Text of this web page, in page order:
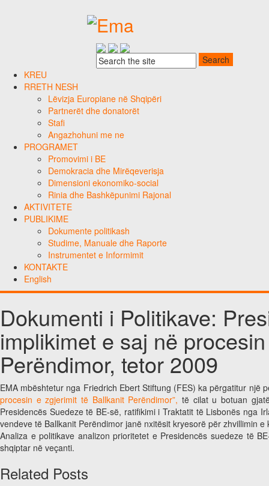
KREU
RRETH NESH
Lëvizja Europiane në Shqipëri
Partnerët dhe donatorët
Stafi
Angazhohuni me ne
PROGRAMET
Promovimi i BE
Demokracia dhe Mirëqeverisja
Dimensioni ekonomiko-social
Rinia dhe Bashkëpunimi Rajonal
AKTIVITETE
PUBLIKIME
Dokumente politikash
Studime, Manuale dhe Raporte
Instrumentet e Informimit
KONTAKTE
English
Dokumenti i Politikave:
implikimet e saj në
Perëndimor, tetor 2009
EMA mbështetur nga Friedrich Ebert Stiftung (FES) ka përgatitur një
procesin e zgjerimit të Ballkanit Perëndimor”, të cilat u botuan
Presidencës Suedeze të BE-së, ratifikimi i Traktatit të Lisbonës nga
vendeve të Ballkanit Perëndimor janë nxitësit kryesorë për zhvillimin e
Analiza e politikave analizon prioritetet e Presidencës suedeze të
shqiptar në veçanti.
Related Posts